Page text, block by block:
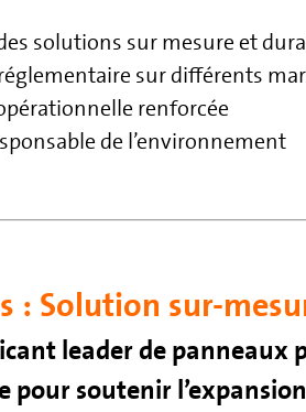
solutions sur mesure et
sur différents
renforcée
de l’environnement
: Solution sur-
leader de panneaux
pour soutenir